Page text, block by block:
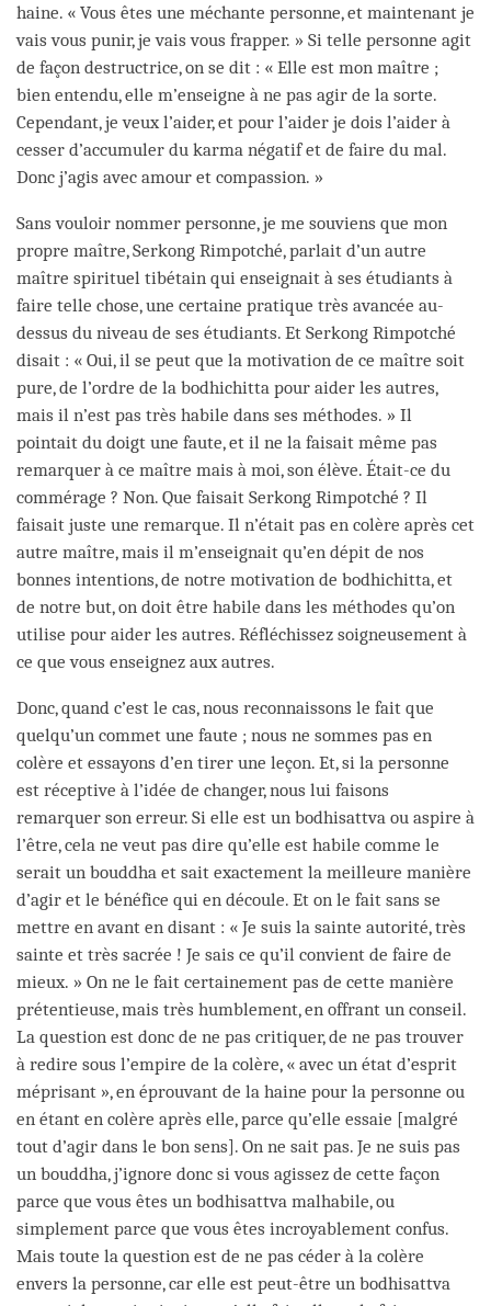
haine. « Vous êtes une méchante personne, et maintenant je
vais vous punir, je vais vous frapper. » Si telle personne agit
de façon destructrice, on se dit : « Elle est mon maître ;
bien entendu, elle m’enseigne à ne pas agir de la sorte.
Cependant, je veux l’aider, et pour l’aider je dois l’aider à
cesser d’accumuler du karma négatif et de faire du mal.
Donc j’agis avec amour et compassion. »
Sans vouloir nommer personne, je me souviens que mon
propre maître, Serkong Rimpotché, parlait d’un autre
maître spirituel tibétain qui enseignait à ses étudiants à
faire telle chose, une certaine pratique très avancée au-
dessus du niveau de ses étudiants. Et Serkong Rimpotché
disait : « Oui, il se peut que la motivation de ce maître soit
pure, de l’ordre de la bodhichitta pour aider les autres,
mais il n’est pas très habile dans ses méthodes. » Il
pointait du doigt une faute, et il ne la faisait même pas
remarquer à ce maître mais à moi, son élève. Était-ce du
commérage ? Non. Que faisait Serkong Rimpotché ? Il
faisait juste une remarque. Il n’était pas en colère après cet
autre maître, mais il m’enseignait qu’en dépit de nos
bonnes intentions, de notre motivation de bodhichitta, et
de notre but, on doit être habile dans les méthodes qu’on
utilise pour aider les autres. Réfléchissez soigneusement à
ce que vous enseignez aux autres.
Donc, quand c’est le cas, nous reconnaissons le fait que
quelqu’un commet une faute ; nous ne sommes pas en
colère et essayons d’en tirer une leçon. Et, si la personne
est réceptive à l’idée de changer, nous lui faisons
remarquer son erreur. Si elle est un bodhisattva ou aspire à
l’être, cela ne veut pas dire qu’elle est habile comme le
serait un bouddha et sait exactement la meilleure manière
d’agir et le bénéfice qui en découle. Et on le fait sans se
mettre en avant en disant : « Je suis la sainte autorité, très
sainte et très sacrée ! Je sais ce qu’il convient de faire de
mieux. » On ne le fait certainement pas de cette manière
prétentieuse, mais très humblement, en offrant un conseil.
La question est donc de ne pas critiquer, de ne pas trouver
à redire sous l’empire de la colère, « avec un état d’esprit
méprisant », en éprouvant de la haine pour la personne ou
en étant en colère après elle, parce qu’elle essaie [malgré
tout d’agir dans le bon sens]. On ne sait pas. Je ne suis pas
un bouddha, j’ignore donc si vous agissez de cette façon
parce que vous êtes un bodhisattva malhabile, ou
simplement parce que vous êtes incroyablement confus.
Mais toute la question est de ne pas céder à la colère
envers la personne, car elle est peut-être un bodhisattva